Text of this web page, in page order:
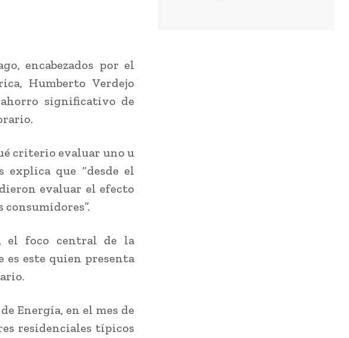
encabezados por el
Humberto Verdejo
significativo de
criterio evaluar uno u
explica que “desde el
evaluar el efecto
el foco central de la
este quien presenta
Energía, en el mes de
residenciales típicos